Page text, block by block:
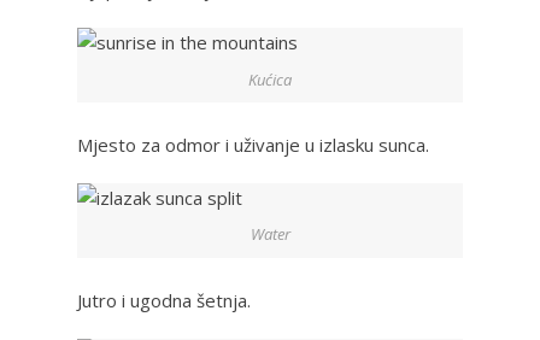
Kućica
Mjesto za odmor i uživanje u izlasku sunca.
Water
Jutro i ugodna šetnja.